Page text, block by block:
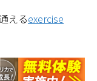
えるexercise